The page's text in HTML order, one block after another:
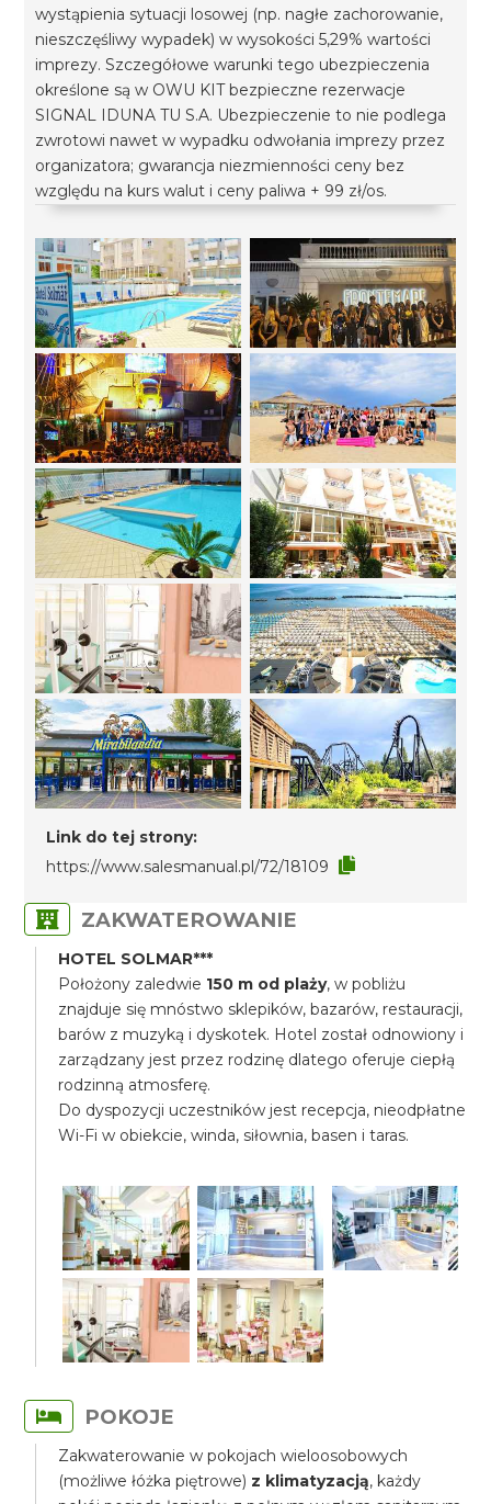
wystąpienia sytuacji losowej (np. nagłe zachorowanie,
nieszczęśliwy wypadek) w wysokości 5,29% wartości
imprezy. Szczegółowe warunki tego ubezpieczenia
określone są w OWU KIT bezpieczne rezerwacje
SIGNAL IDUNA TU S.A. Ubezpieczenie to nie podlega
zwrotowi nawet w wypadku odwołania imprezy przez
organizatora; gwarancja niezmienności ceny bez
względu na kurs walut i ceny paliwa + 99 zł/os.
Link do tej strony:
https://www.salesmanual.pl/72/18109
ZAKWATEROWANIE
HOTEL SOLMAR***
Położony zaledwie 150 m od plaży, w pobliżu
znajduje się mnóstwo sklepików, bazarów, restauracji,
barów z muzyką i dyskotek. Hotel został odnowiony i
zarządzany jest przez rodzinę dlatego oferuje ciepłą
rodzinną atmosferę.
Do dyspozycji uczestników jest recepcja, nieodpłatne
Wi-Fi w obiekcie, winda, siłownia, basen i taras.
POKOJE
Zakwaterowanie w pokojach wieloosobowych
(możliwe łóżka piętrowe) z klimatyzacją, każdy